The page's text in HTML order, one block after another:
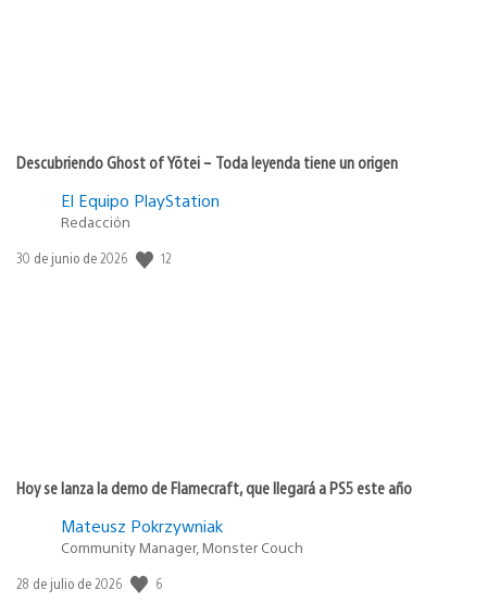
Descubriendo Ghost of Yōtei – Toda leyenda tiene un origen
El Equipo PlayStation
Redacción
Fecha
30 de junio de 2026 12
Hoy se lanza la demo de Flamecraft, que llegará a PS5 este año
Mateusz Pokrzywniak
Community Manager, Monster Couch
Fecha
28 de julio de 2026 6